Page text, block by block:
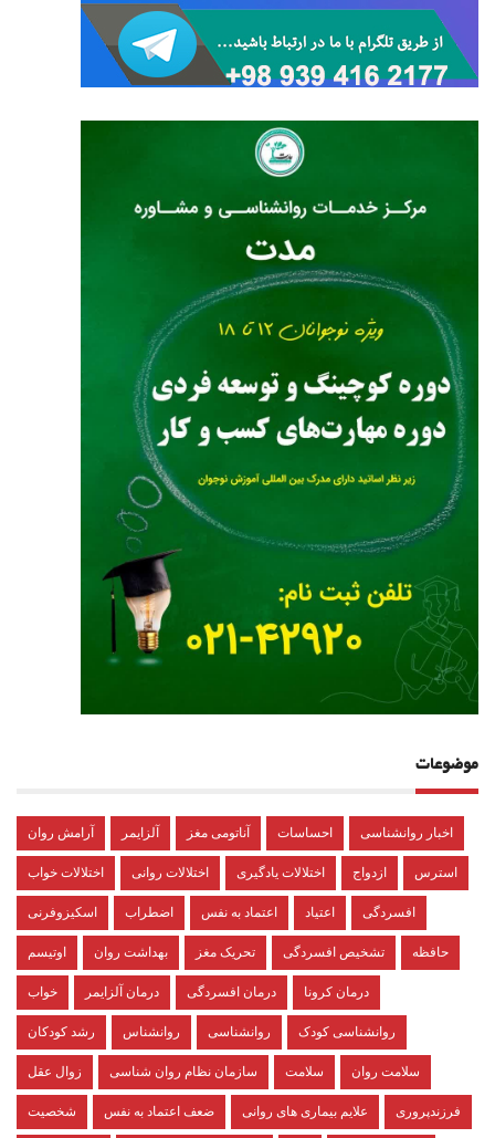
موضوعات
آرامش روان آلزایمر آناتومی مغز احساسات اخبار روانشناسی
اختلالات خواب اختلالات روانی اختلالات یادگیری ازدواج استرس
اسکیزوفرنی اضطراب اعتماد به نفس اعتیاد افسردگی
اوتیسم بهداشت روان تحریک مغز تشخیص افسردگی حافظه
خواب درمان آلزایمر درمان افسردگی درمان کرونا
رشد کودکان روانشناس روانشناسی روانشناسی کودک
زوال عقل سازمان نظام روان شناسی سلامت سلامت روان
شخصیت ضعف اعتماد به نفس علایم بیماری های روانی فرزندپروری